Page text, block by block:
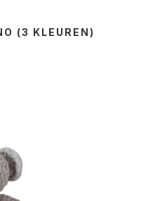
(3 KLEUREN)